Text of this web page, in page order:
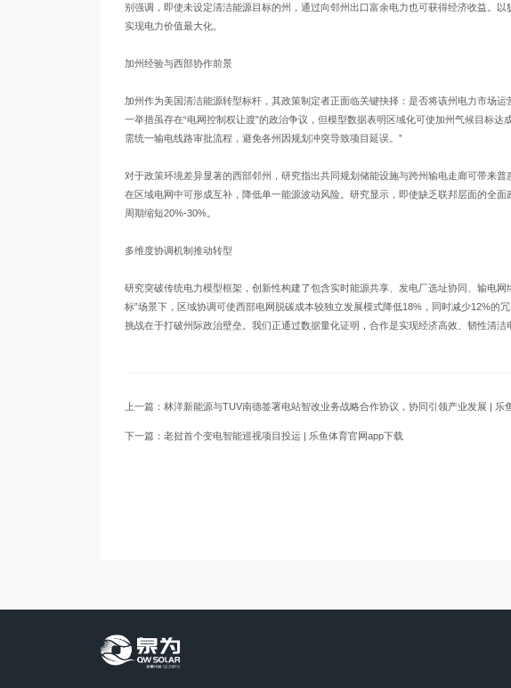
别强调，即使未设定清洁能源目标的州，通过向邻州出口富余电力也可获得经济收益。
实现电力价值最大化。
加州经验与西部协作前景
加州作为美国清洁能源转型标杆，其政策制定者正面临关键抉择：是否将该州电力市场
一举措虽存在“电网控制权让渡”的政治争议，但模型数据表明区域化可使加州气候目标
需统一输电线路审批流程，避免各州因规划冲突导致项目延误。”
对于政策环境差异显著的西部邻州，研究指出共同规划储能设施与跨州输电走廊可带来
在区域电网中可形成互补，降低单一能源波动风险。研究显示，即使缺乏联邦层面的全
周期缩短20%-30%。
多维度协调机制推动转型
研究突破传统电力模型框架，创新性构建了包含实时能源共享、发电厂选址协同、输电
标”场景下，区域协调可使西部电网脱碳成本较独立发展模式降低18%，同时减少12%的
挑战在于打破州际政治壁垒。我们正通过数据量化证明，合作是实现经济高效、韧性清洁
上一篇：林洋新能源与TUV南德签署电站智改业务战略合作协议，协同引领产业发展 | 乐
下一篇：老挝首个变电智能巡视项目投运 | 乐鱼体育官网app下载